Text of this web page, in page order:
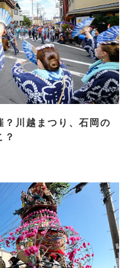
？川越まつり、石岡の
？